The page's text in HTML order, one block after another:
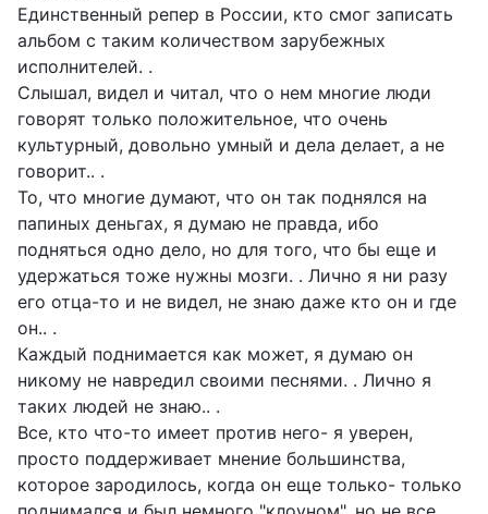
Единственный репер в России, кто смог записать
альбом с таким количеством зарубежных
исполнителей. .
Слышал, видел и читал, что о нем многие люди
говорят только положительное, что очень
культурный, довольно умный и дела делает, а не
говорит.. .
То, что многие думают, что он так поднялся на
папиных деньгах, я думаю не правда, ибо
подняться одно дело, но для того, что бы еще и
удержаться тоже нужны мозги. . Лично я ни разу
его отца-то и не видел, не знаю даже кто он и где
он.. .
Каждый поднимается как может, я думаю он
никому не навредил своими песнями. . Лично я
таких людей не знаю.. .
Все, кто что-то имеет против него- я уверен,
просто поддерживает мнение большинства,
которое зародилось, когда он еще только- только